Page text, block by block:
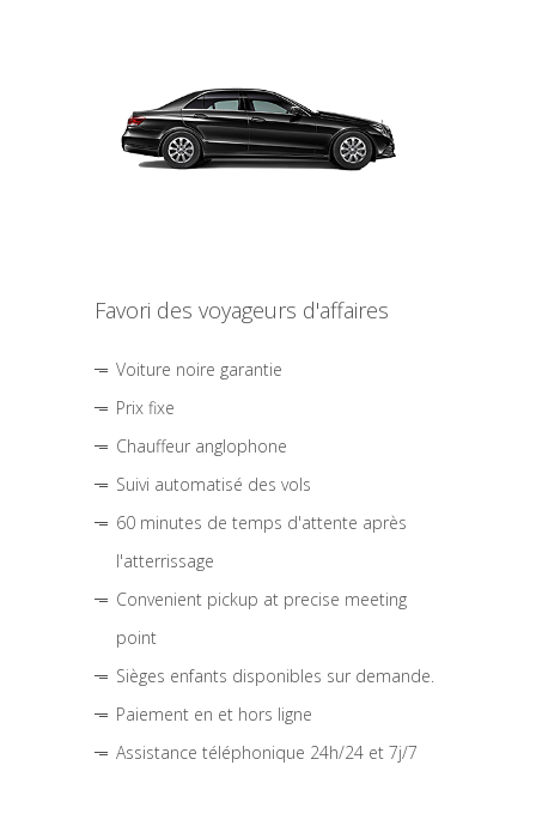
Favori des voyageurs d'affaires
Voiture noire garantie
Prix fixe
Chauffeur anglophone
Suivi automatisé des vols
60 minutes de temps d'attente après
l'atterrissage
Convenient pickup at precise meeting
point
Sièges enfants disponibles sur demande.
Paiement en et hors ligne
Assistance téléphonique 24h/24 et 7j/7